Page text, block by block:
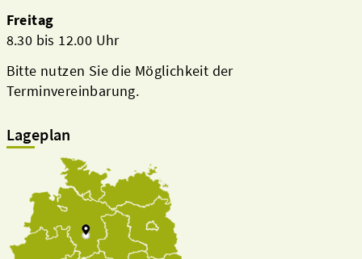
Freitag
8.30 bis 12.00 Uhr
Bitte nutzen Sie die Möglichkeit der
Terminvereinbarung.
Lageplan